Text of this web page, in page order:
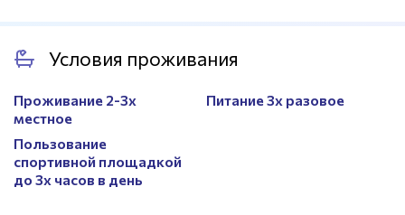
Площадь
Стандартный размер
футбольных полноразмерных
Условия проживания
Проживание 2-3х
местное
Питание 3х разовое
Пользование
спортивной площадкой
до 3х часов в день